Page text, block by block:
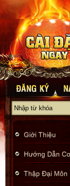
Giới Thiệu
Hướng Dẫn
Thập Đại Môn